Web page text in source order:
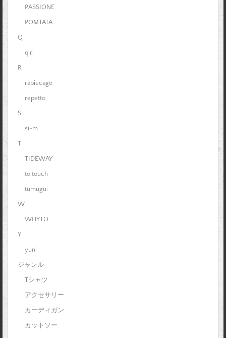
PASSIONE
POMTATA
Q
qiri
R
rapiecage
repetto
S
si-m
T
TIDEWAY
to touch
tumugu:
W
WHYTO.
Y
yuni
ジャンル
Tシャツ
アクセサリー
カーディガン
カットソー